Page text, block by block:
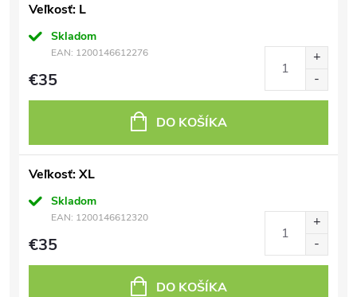
Veľkosť: L
Skladom
EAN: 1200146612276
€35
DO KOŠÍKA
Veľkosť: XL
Skladom
EAN: 1200146612320
€35
DO KOŠÍKA